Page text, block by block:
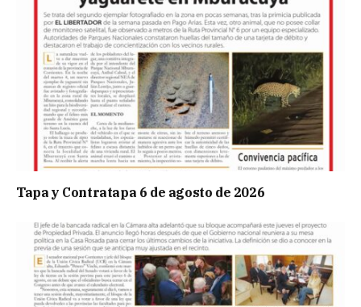
Tapa y Contratapa 6 de agosto de 2026